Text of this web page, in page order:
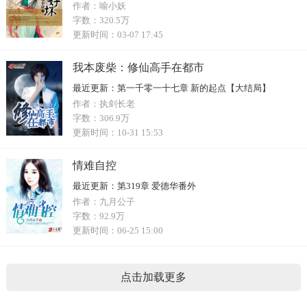
作者： 喻小妖
字数： 320.5万
更新时间： 03-07 17:45
我本废柴：修仙高手在都市
最近更新： 第一千零一十七章 新的起点【大结局】
作者： 执剑长老
字数： 306.9万
更新时间： 10-31 15:53
情难自控
最近更新： 第319章 爱德华番外
作者： 九月公子
字数： 92.9万
更新时间： 06-25 15:00
点击加载更多